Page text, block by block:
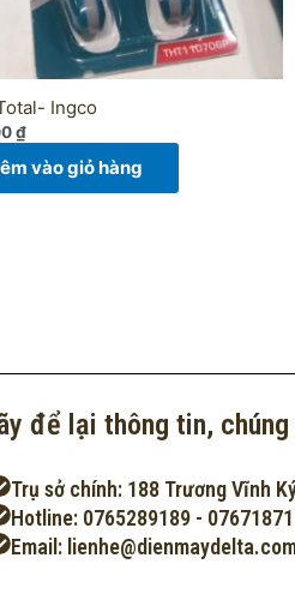
Ingco
₫
vào giỏ hàng
để lại thông tin,
Trụ sở chính: 188 Trương Vĩnh
Hotline: 0765289189 -
Email: